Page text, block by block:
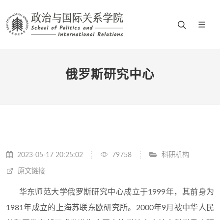
俄罗斯研究中心
2023-05-17 20:25:02 79758 科研机构
原文链接
华东师范大学俄罗斯研究中心成立于1999年，其前身为
1981年成立的上海苏联东欧研究所。2000年9月被中华人民